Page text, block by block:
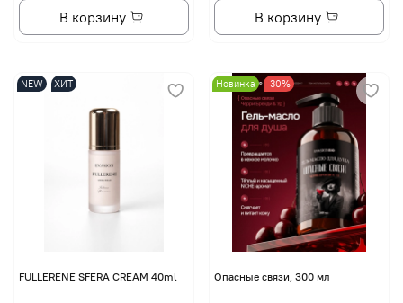
В корзину В корзину
NEW ХИТ
FULLERENE SFERA CREAM 40ml
Новинка -30%
Опасные связи, 300 мл